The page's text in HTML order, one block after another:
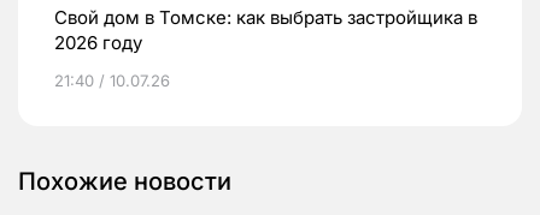
Свой дом в Томске: как выбрать застройщика в
2026 году
21:40 / 10.07.26
Похожие новости